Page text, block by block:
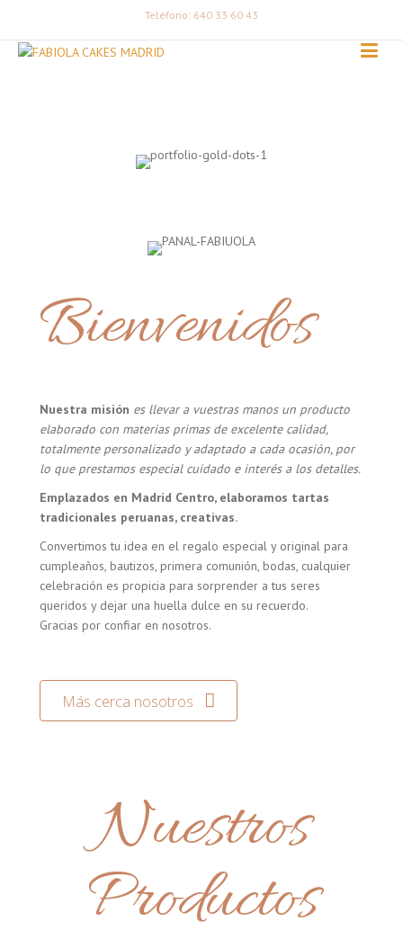
Teléfono: 640 33 60 43
Bienvenidos
Nuestra misión es llevar a vuestras manos un producto
elaborado con materias primas de excelente calidad,
totalmente personalizado y adaptado a cada ocasión, por
lo que prestamos especial cuidado e interés a los detalles.
Emplazados en Madrid Centro, elaboramos tartas
tradicionales peruanas, creativas.
Convertimos tu idea en el regalo especial y original para
cumpleaños, bautizos, primera comunión, bodas, cualquier
celebración es propicia para sorprender a tus seres
queridos y dejar una huella dulce en su recuerdo.
Gracias por confiar en nosotros.
Más cerca nosotros
Nuestros
Productos